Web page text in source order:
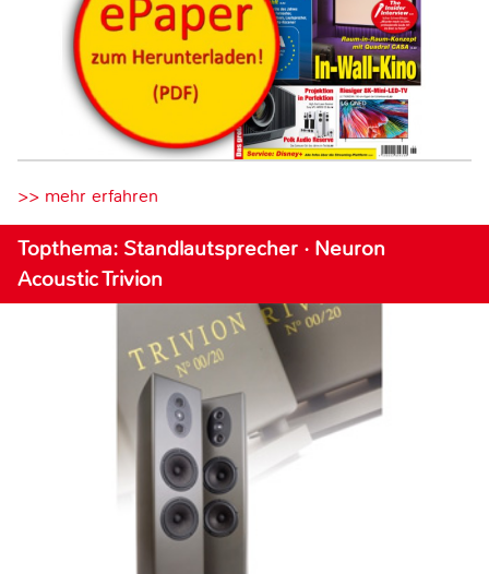
>> mehr erfahren
Topthema: Standlautsprecher · Neuron
Acoustic Trivion